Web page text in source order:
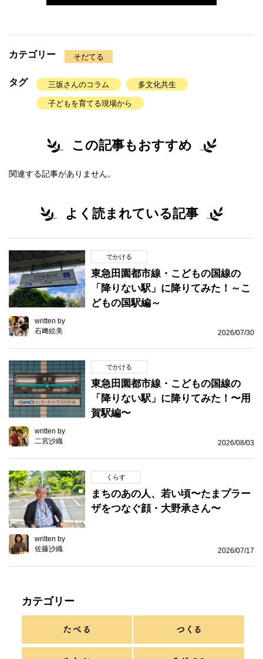
カテゴリー そだてる
タグ 三坂さんのコラム 多文化共生
子どもを育てる現場から
この記事もおすすめ
関連する記事がありません。
よく読まれている記事
でかける
東急田園都市線・こどもの国線の
「降りない駅」に降りてみた！～こ
どもの国駅編～
written by
石﨑絵美
2026/07/30
でかける
東急田園都市線・こどもの国線の
「降りない駅」に降りてみた！〜用
賀駅編〜
written by
二宮沙織
2026/08/03
くらす
まちのあの人、若い頃〜たまプラー
ザをつなぐ顔・大野承さん〜
written by
佐藤沙織
2026/07/17
カテゴリー